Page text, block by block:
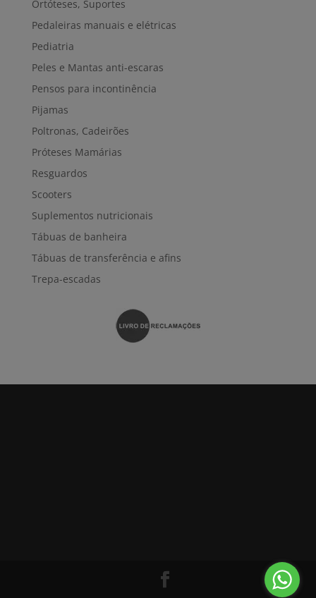
Ortóteses, Suportes
Pedaleiras manuais e elétricas
Pediatria
Peles e Mantas anti-escaras
Pensos para incontinência
Pijamas
Poltronas, Cadeirões
Próteses Mamárias
Resguardos
Scooters
Suplementos nutricionais
Tábuas de banheira
Tábuas de transferência e afins
Trepa-escadas